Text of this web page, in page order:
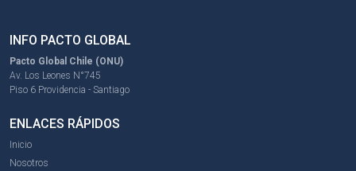
INFO PACTO GLOBAL
Pacto Global Chile (ONU)
Av. Los Leones N°745
Piso 6 Providencia - Santiago
ENLACES RÁPIDOS
Inicio
Nosotros